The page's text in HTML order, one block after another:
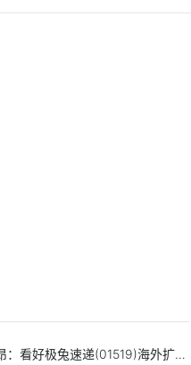
好极兔速递(01519)海外扩展及中国反弹 重申“跑...